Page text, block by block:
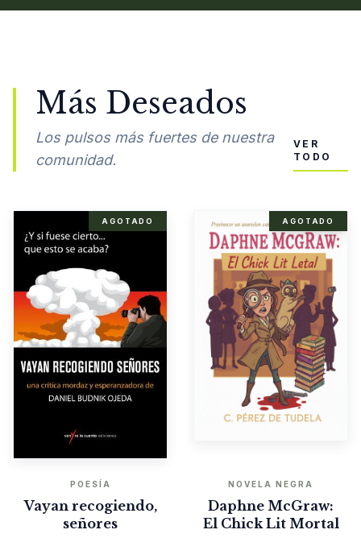
Más Deseados
Los pulsos más fuertes de nuestra
comunidad.
VER
TODO
AGOTADO
POESÍA
Vayan recogiendo,
señores
AGOTADO
NOVELA NEGRA
Daphne McGraw:
El Chick Lit Mortal